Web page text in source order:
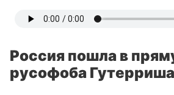
Россия пошла в
русофоба